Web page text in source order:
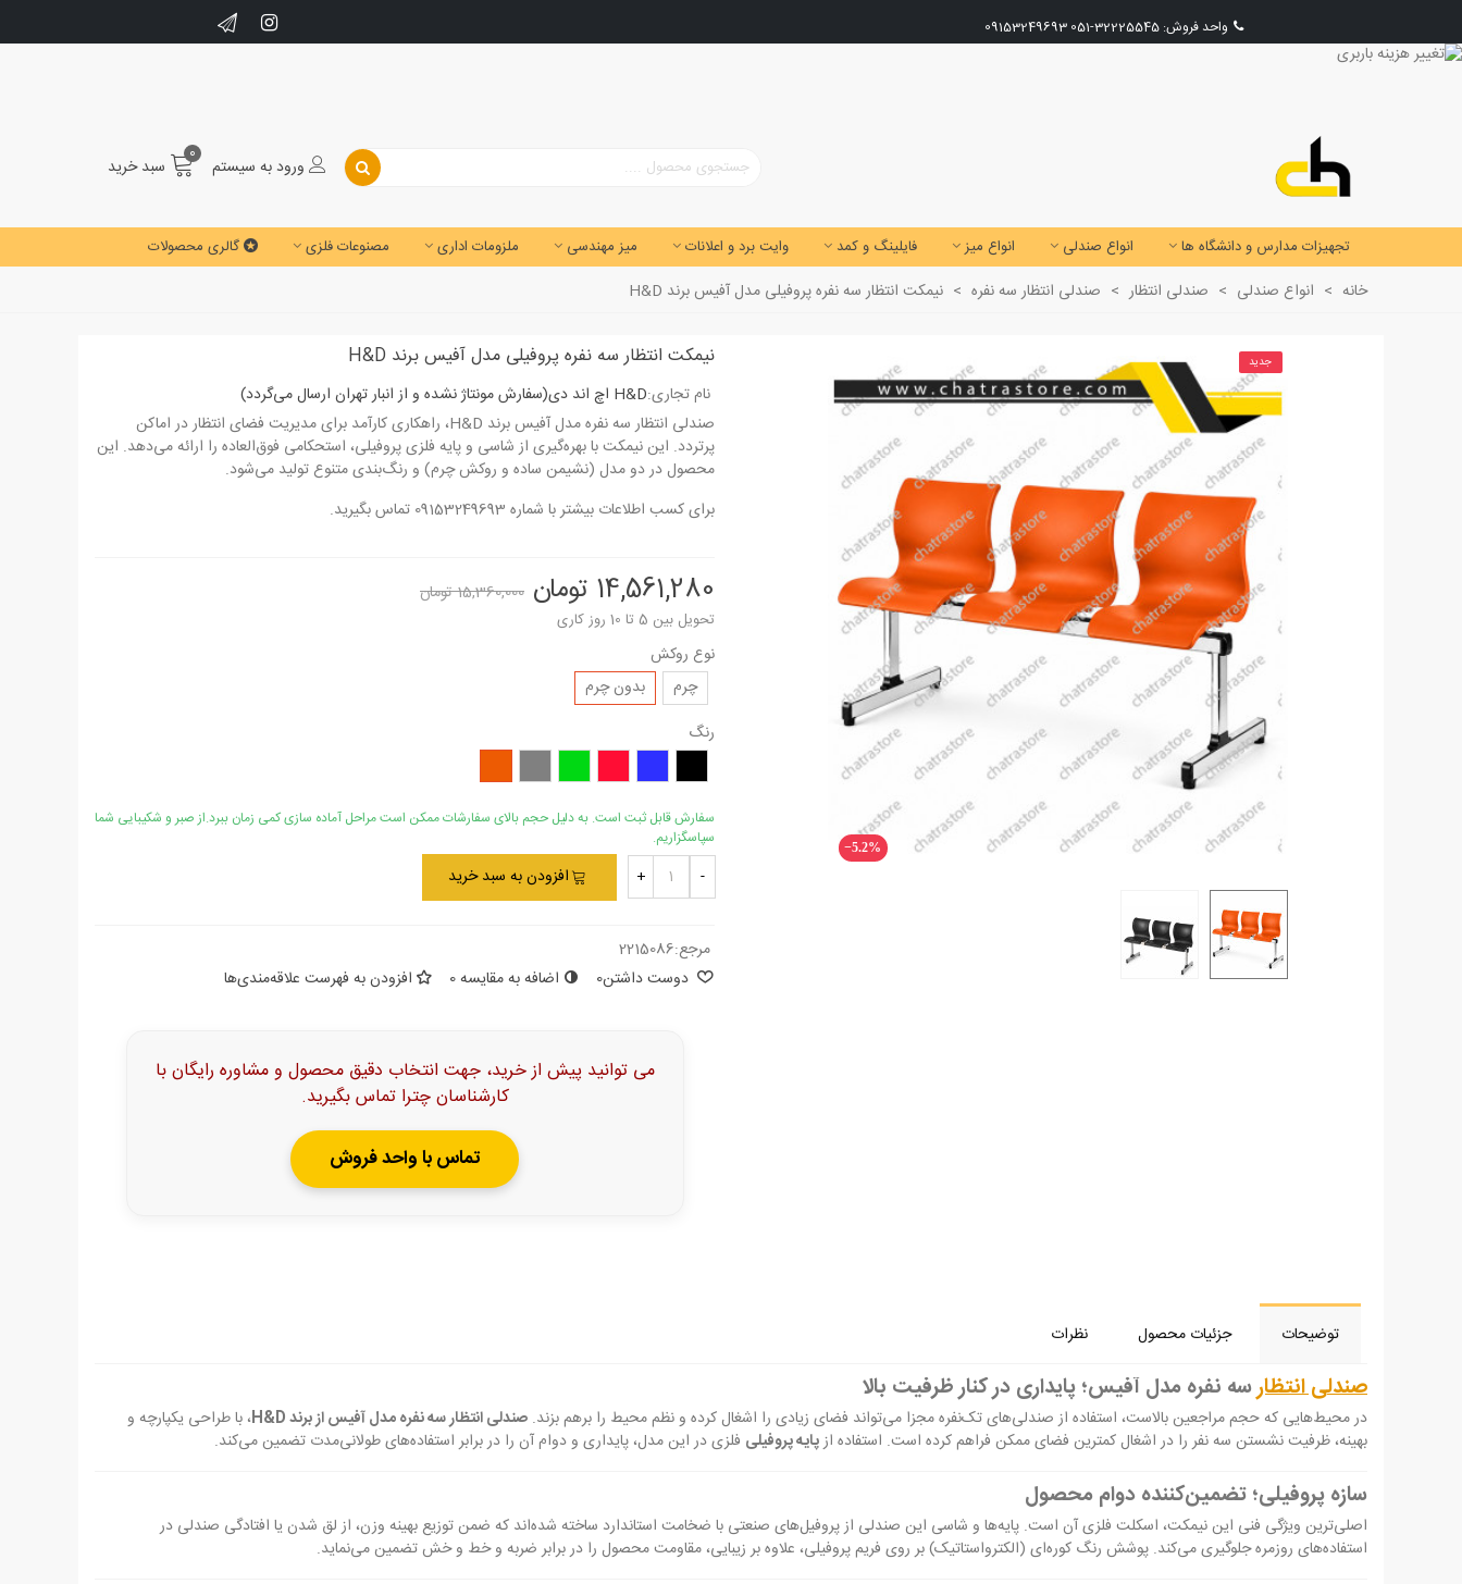
واحد فروش: 32225545-051
09153249693
ورود به سیستم 0 سبد خرید
تجهیزات مدارس و دانشگاه ها انواع صندلی انواع میز فایلینگ و کمد وایت برد و اعلانات میز مهندسی ملزومات اداری مصنوعات فلزی گالری محصولات
خانه > انواع صندلی > صندلی انتظار > صندلی انتظار سه نفره > نیمکت انتظار سه نفره پروفیلی مدل آفیس برند H&D
جدید
‎−5.2%
نیمکت انتظار سه نفره پروفیلی مدل آفیس برند H&D
نام تجاری:H&D اچ اند دی(سفارش مونتاژ نشده و از انبار تهران ارسال می‌گردد)
صندلی انتظار سه نفره مدل آفیس برند H&D، راهکاری کارآمد برای مدیریت فضای انتظار در اماکن
پرتردد. این نیمکت با بهره‌گیری از شاسی و پایه فلزی پروفیلی، استحکامی فوق‌العاده را ارائه می‌دهد. این
محصول در دو مدل (نشیمن ساده و روکش چرم) و رنگ‌بندی متنوع تولید می‌شود.
برای کسب اطلاعات بیشتر با شماره 09153249693 تماس بگیرید.
14,561,280 تومان 15,360,000 تومان
تحویل بین 5 تا 10 روز کاری
نوع روکش
چرم
بدون چرم
رنگ
سفارش قابل ثبت است. به دلیل حجم بالای سفارشات ممکن است مراحل آماده سازی کمی زمان ببرد.از صبر و شکیبایی شما
سپاسگزاریم.
-
+ افزودن به سبد خرید
مرجع:2215086
دوست داشتن0 اضافه به مقایسه0 افزودن به فهرست علاقه‌مندی‌ها
می توانید پیش از خرید، جهت انتخاب دقیق محصول و مشاوره رایگان با
کارشناسان چترا تماس بگیرید.
تماس با واحد فروش
توضیحات جزئیات محصول نظرات
صندلی انتظارسه نفره مدل آفیس؛ پایداری در کنار ظرفیت بالا
در محیط‌هایی که حجم مراجعین بالاست، استفاده از صندلی‌های تک‌نفره مجزا می‌تواند فضای زیادی را اشغال کرده و نظم محیط را برهم بزند. صندلی انتظار سه نفره مدل آفیس از برند H&D
، با طراحی یکپارچه و
بهینه، ظرفیت نشستن سه نفر را در اشغال کمترین فضای ممکن فراهم کرده است. استفاده ازپایه پروفیلی فلزی در این مدل، پایداری و دوام آن را در برابر استفاده‌های طولانی‌مدت تضمین می‌کند.
سازه پروفیلی؛ تضمین‌کننده دوام محصول
اصلی‌ترین ویژگی فنی این نیمکت، اسکلت فلزی آن است. پایه‌ها و شاسی این صندلی از پروفیل‌های صنعتی با ضخامت استاندارد ساخته شده‌اند که ضمن توزیع بهینه وزن، از لق شدن یا افتادگی صندلی در
استفاده‌های روزمره جلوگیری می‌کند. پوشش رنگ کوره‌ای (الکترواستاتیک) بر روی فریم پروفیلی، علاوه بر زیبایی، مقاومت محصول را در برابر ضربه و خط و خش تضمین می‌نماید.